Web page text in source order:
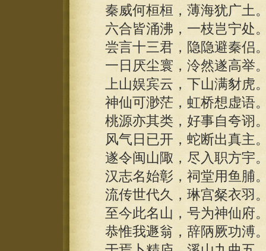
秦威何桓桓，薄海犹广土
六合皆涌沸，一枝岂宁处
尝言十三君，隐隐避秦侣
一日厌尘寰，泠然遂高举
上山娱宾云，下山满豺虎
神仙可渺茫，虹桥想虚语
桃源亦其类，好事自夸诩
风气日已开，蛇断出真主
遂令闽山陬，尽入职方宇
汉志名始彰，祠堂用鱼脯
流传世代久，琳宫粲衣羽
至今此名山，号为神仙府
恭惟我遯翁，辞陃厥功溥